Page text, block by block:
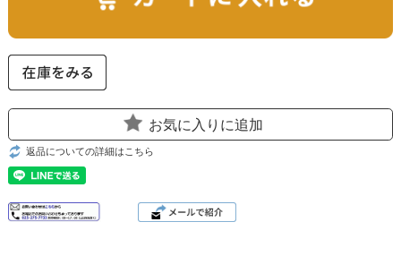
お気に入りに追加
返品についての詳細はこちら